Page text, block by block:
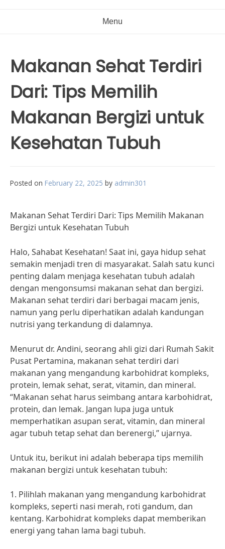
Menu
Makanan Sehat Terdiri
Dari: Tips Memilih
Makanan Bergizi untuk
Kesehatan Tubuh
Posted on February 22, 2025 by admin301
Makanan Sehat Terdiri Dari: Tips Memilih Makanan
Bergizi untuk Kesehatan Tubuh
Halo, Sahabat Kesehatan! Saat ini, gaya hidup sehat
semakin menjadi tren di masyarakat. Salah satu kunci
penting dalam menjaga kesehatan tubuh adalah
dengan mengonsumsi makanan sehat dan bergizi.
Makanan sehat terdiri dari berbagai macam jenis,
namun yang perlu diperhatikan adalah kandungan
nutrisi yang terkandung di dalamnya.
Menurut dr. Andini, seorang ahli gizi dari Rumah Sakit
Pusat Pertamina, makanan sehat terdiri dari
makanan yang mengandung karbohidrat kompleks,
protein, lemak sehat, serat, vitamin, dan mineral.
“Makanan sehat harus seimbang antara karbohidrat,
protein, dan lemak. Jangan lupa juga untuk
memperhatikan asupan serat, vitamin, dan mineral
agar tubuh tetap sehat dan berenergi,” ujarnya.
Untuk itu, berikut ini adalah beberapa tips memilih
makanan bergizi untuk kesehatan tubuh:
1. Pilihlah makanan yang mengandung karbohidrat
kompleks, seperti nasi merah, roti gandum, dan
kentang. Karbohidrat kompleks dapat memberikan
energi yang tahan lama bagi tubuh.